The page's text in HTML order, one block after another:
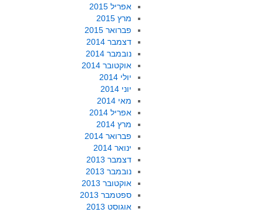
אפריל 2015
מרץ 2015
פברואר 2015
דצמבר 2014
נובמבר 2014
אוקטובר 2014
יולי 2014
יוני 2014
מאי 2014
אפריל 2014
מרץ 2014
פברואר 2014
ינואר 2014
דצמבר 2013
נובמבר 2013
אוקטובר 2013
ספטמבר 2013
אוגוסט 2013